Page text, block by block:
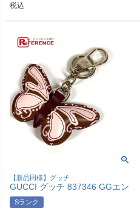
税込
【新品同様】グッチ
GUCCI グッチ 837346 GGエン
ブレム バタフライ 蝶 シェイプ
Sランク